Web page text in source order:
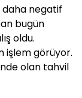
daha negatif
bugün
oldu.
işlem görüyor.
olan tahvil